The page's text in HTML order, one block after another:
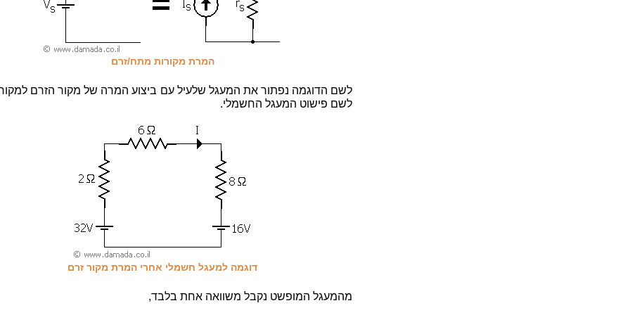
המרת מקורות מתח/זרם
לשם הדוגמה נפתור את המעגל שלעיל עם ביצוע המרה של מקור הזרם
לשם פישוט המעגל החשמלי.
דוגמה למעגל חשמלי אחרי המרת מקור זרם
מהמעגל המופשט נקבל משוואה אחת בלבד,